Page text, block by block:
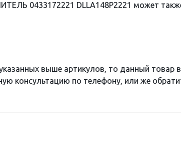
0433172221 DLLA148P2221 может
выше артикулов, то данный товар
консультацию по телефону, или же